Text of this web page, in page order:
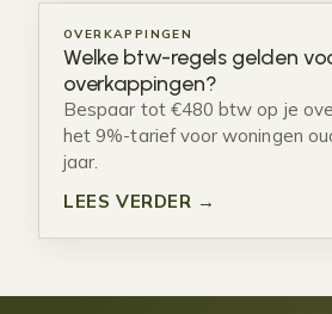
OVERKAPPINGEN
Welke btw-regels gelden
overkappingen?
Bespaar tot €480 btw op je
het 9%-tarief voor woningen
jaar.
LEES VERDER →